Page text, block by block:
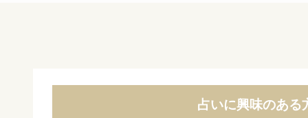
占いに興味のある